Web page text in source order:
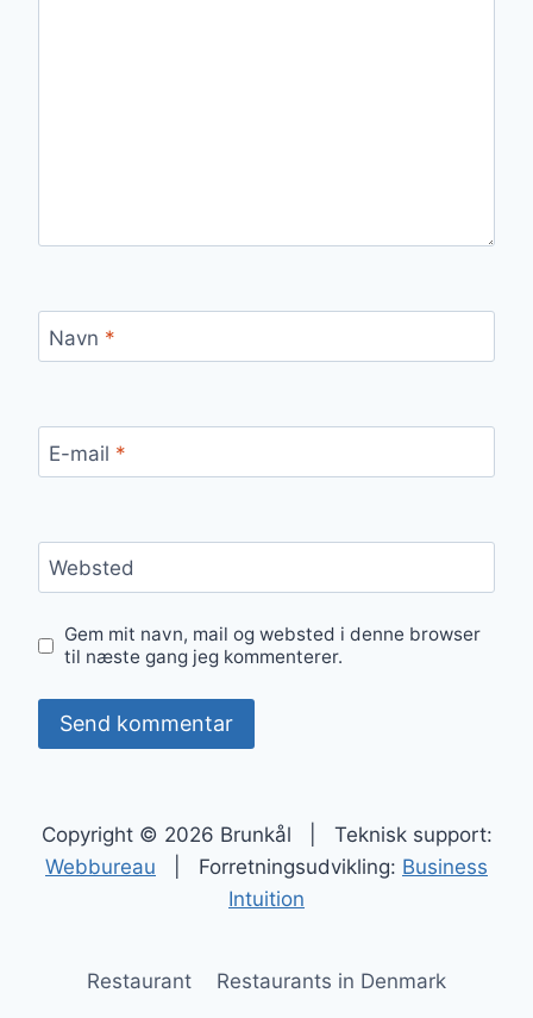
Navn *
E-mail *
Websted
Gem mit navn, mail og websted i denne browser
til næste gang jeg kommenterer.
Copyright © 2026 Brunkål | Teknisk support:
Webbureau | Forretningsudvikling: Business
Intuition
Restaurant
Restaurants in Denmark